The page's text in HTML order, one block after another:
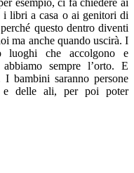
esempio, ci fa chiedere ai
i libri a casa o ai genitori di
questo dentro diventi
ma anche quando uscirà. I
luoghi che accolgono e
sempre l’orto. E
bambini saranno persone
e delle ali, per poi poter